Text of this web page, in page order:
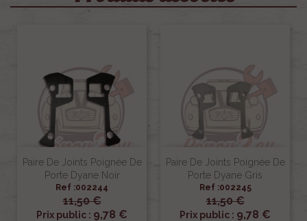
Paire De Joints Poignée De
Porte Dyane Noir
Ref :002244
11,50 €
Prix public : 9,78 €
Paire De Joints Poignée De
Porte Dyane Gris
Ref :002245
11,50 €
Prix public : 9,78 €